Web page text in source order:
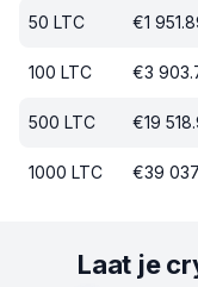
50 LTC €1
100 LTC €3
500 LTC €19
1000 LTC €39
Laat je